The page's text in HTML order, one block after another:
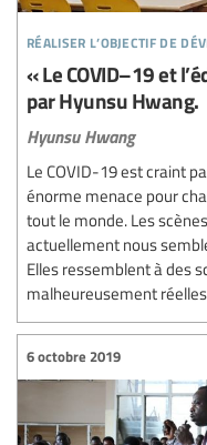
réaliser l’objectif de
« Le COVID–19 et
par Hyunsu Hwang.
Hyunsu Hwang
Le COVID-19 est craint
énorme menace pour
tout le monde. Les
actuellement nous
Elles ressemblent à des
malheureusement
6 octobre 2019